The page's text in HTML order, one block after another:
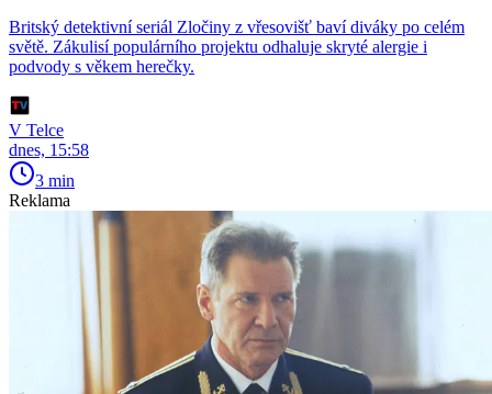
Britský detektivní seriál Zločiny z vřesovišť baví diváky po celém
světě. Zákulisí populárního projektu odhaluje skryté alergie i
podvody s věkem herečky.
V Telce
dnes, 15:58
3 min
Reklama